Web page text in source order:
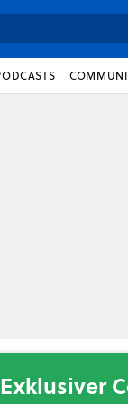
Exklusiver